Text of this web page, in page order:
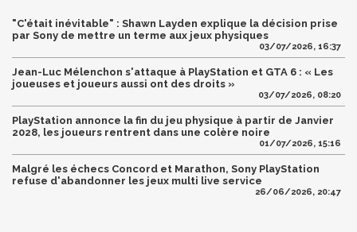
"C'était inévitable" : Shawn Layden explique la décision prise
par Sony de mettre un terme aux jeux physiques
03/07/2026, 16:37
Jean-Luc Mélenchon s'attaque à PlayStation et GTA 6 : « Les
joueuses et joueurs aussi ont des droits »
03/07/2026, 08:20
PlayStation annonce la fin du jeu physique à partir de Janvier
2028, les joueurs rentrent dans une colère noire
01/07/2026, 15:16
Malgré les échecs Concord et Marathon, Sony PlayStation
refuse d'abandonner les jeux multi live service
26/06/2026, 20:47